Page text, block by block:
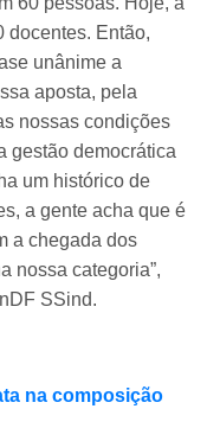
docentes. Então,
unânime a
aposta, pela
nossas condições
gestão democrática
um histórico de
a gente acha que é
a chegada dos
nossa categoria”,
SSind.
na composição